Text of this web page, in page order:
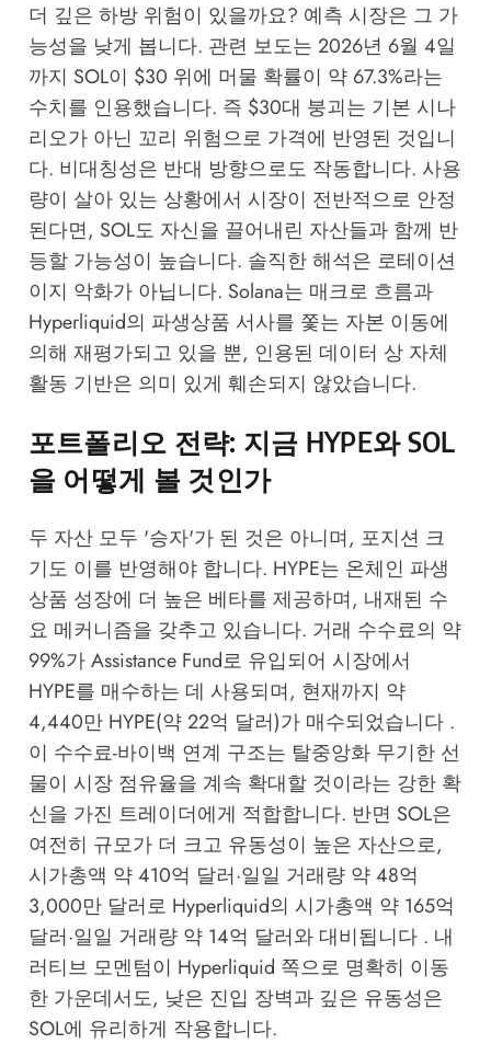
더 깊은 하방 위험이 있을까요? 예측 시장은 그 가
능성을 낮게 봅니다. 관련 보도는 2026년 6월 4일
까지 SOL이 $30 위에 머물 확률이 약 67.3%라는
수치를 인용했습니다. 즉 $30대 붕괴는 기본 시나
리오가 아닌 꼬리 위험으로 가격에 반영된 것입니
다. 비대칭성은 반대 방향으로도 작동합니다. 사용
량이 살아 있는 상황에서 시장이 전반적으로 안정
된다면, SOL도 자신을 끌어내린 자산들과 함께 반
등할 가능성이 높습니다. 솔직한 해석은 로테이션
이지 악화가 아닙니다. Solana는 매크로 흐름과
Hyperliquid의 파생상품 서사를 쫓는 자본 이동에
의해 재평가되고 있을 뿐, 인용된 데이터 상 자체
활동 기반은 의미 있게 훼손되지 않았습니다.
포트폴리오 전략: 지금 HYPE와 SOL
을 어떻게 볼 것인가
두 자산 모두 '승자'가 된 것은 아니며, 포지션 크
기도 이를 반영해야 합니다. HYPE는 온체인 파생
상품 성장에 더 높은 베타를 제공하며, 내재된 수
요 메커니즘을 갖추고 있습니다. 거래 수수료의 약
99%가 Assistance Fund로 유입되어 시장에서
HYPE를 매수하는 데 사용되며, 현재까지 약
4,440만 HYPE(약 22억 달러)가 매수되었습니다 .
이 수수료-바이백 연계 구조는 탈중앙화 무기한 선
물이 시장 점유율을 계속 확대할 것이라는 강한 확
신을 가진 트레이더에게 적합합니다. 반면 SOL은
여전히 규모가 더 크고 유동성이 높은 자산으로,
시가총액 약 410억 달러·일일 거래량 약 48억
3,000만 달러로 Hyperliquid의 시가총액 약 165억
달러·일일 거래량 약 14억 달러와 대비됩니다 . 내
러티브 모멘텀이 Hyperliquid 쪽으로 명확히 이동
한 가운데서도, 낮은 진입 장벽과 깊은 유동성은
SOL에 유리하게 작용합니다.